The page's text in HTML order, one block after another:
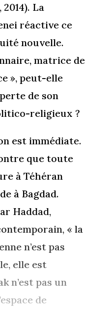
, 2014). La
réactive ce
nouvelle.
matrice de
», peut-elle
de son
religieux ?
est immédiate.
que toute
à Téhéran
à Bagdad.
Haddad,
« la
n’est pas
elle est
n’est pas un
de